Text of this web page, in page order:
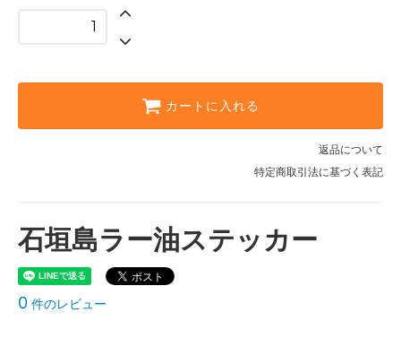
カートに入れる
返品について
特定商取引法に基づく表記
石垣島ラー油ステッカー
0 件のレビュー